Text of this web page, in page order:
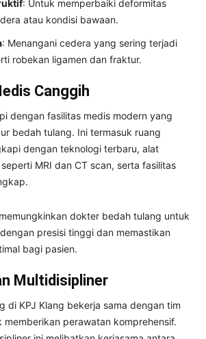
: Untuk memperbaiki deformitas
atau kondisi bawaan.
: Menangani cedera yang sering terjadi
robekan ligamen dan fraktur.
Canggih
dengan fasilitas medis modern yang
bedah tulang. Ini termasuk ruang
dengan teknologi terbaru, alat
MRI dan CT scan, serta fasilitas
dokter bedah tulang untuk
presisi tinggi dan memastikan
bagi pasien.
Multidisipliner
di KPJ Klang bekerja sama dengan tim
memberikan perawatan komprehensif.